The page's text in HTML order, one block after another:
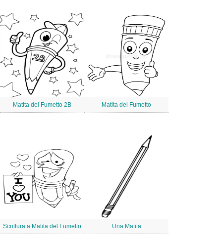
Matita del Fumetto 2B Matita del Fumetto
Scrittura a Matita del Fumetto Una Matita